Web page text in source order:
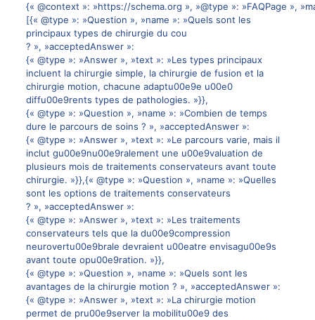
{« @context »: »https://schema.org », »@type »: »FAQPage »,
[{« @type »: »Question », »name »: »Quels sont les
principaux types de chirurgie du cou
? », »acceptedAnswer »:
{« @type »: »Answer », »text »: »Les types principaux
incluent la chirurgie simple, la chirurgie de fusion et la
chirurgie motion, chacune adaptu00e9e u00e0
diffu00e9rents types de pathologies. »}},
{« @type »: »Question », »name »: »Combien de temps
dure le parcours de soins ? », »acceptedAnswer »:
{« @type »: »Answer », »text »: »Le parcours varie, mais il
inclut gu00e9nu00e9ralement une u00e9valuation de
plusieurs mois de traitements conservateurs avant toute
chirurgie. »}},{« @type »: »Question », »name »: »Quelles
sont les options de traitements conservateurs
? », »acceptedAnswer »:
{« @type »: »Answer », »text »: »Les traitements
conservateurs tels que la du00e9compression
neurovertu00e9brale devraient u00eatre envisagu00e9s
avant toute opu00e9ration. »}},
{« @type »: »Question », »name »: »Quels sont les
avantages de la chirurgie motion ? », »acceptedAnswer »:
{« @type »: »Answer », »text »: »La chirurgie motion
permet de pru00e9server la mobilitu00e9 des